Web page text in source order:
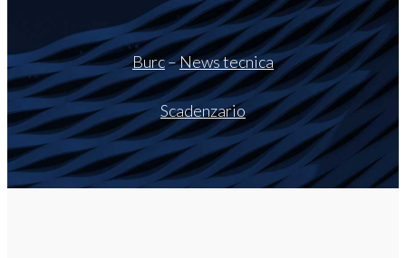
Burc–News tecnica
Scadenzario